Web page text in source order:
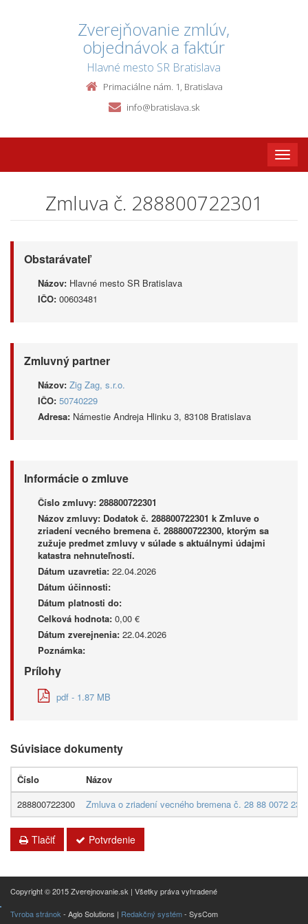
Zverejňovanie zmlúv,
objednávok a faktúr
Hlavné mesto SR Bratislava
Primaciálne nám. 1, Bratislava
info@bratislava.sk
Toggle
Zmluva č. 288800722301
Obstarávateľ
Názov: Hlavné mesto SR Bratislava
IČO: 00603481
Zmluvný partner
Názov: Zig Zag, s.r.o.
IČO: 50740229
Adresa: Námestie Andreja Hlinku 3, 83108 Bratislava
Informácie o zmluve
Číslo zmluvy: 288800722301
Názov zmluvy: Dodatok č. 288800722301 k Zmluve o
zriadení vecného bremena č. 288800722300, ktorým sa
zužuje predmet zmluvy v súlade s aktuálnymi údajmi
katastra nehnuteľností.
Dátum uzavretia: 22.04.2026
Dátum účinnosti:
Dátum platnosti do:
Celková hodnota: 0,00 €
Dátum zverejnenia: 22.04.2026
Poznámka:
Prílohy
pdf - 1.87 MB
Súvisiace dokumenty
Číslo
Názov
288800722300
Zmluva o zriadení vecného bremena č. 28 88 0072 23
Tlačiť Potvrdenie
Copyright © 2015 Zverejnovanie.sk | Všetky práva vyhradené
Tvroba stránok - Aglo Solutions | Redakčný systém- SysCom